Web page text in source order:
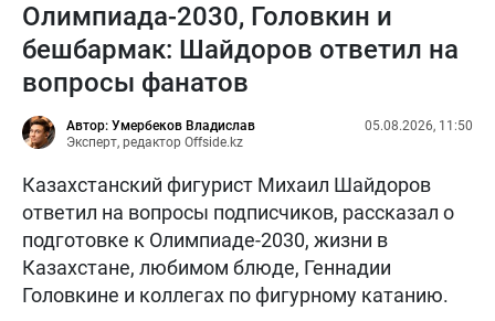
Олимпиада-2030, Головкин и
бешбармак: Шайдоров ответил на
вопросы фанатов
Автор: Умербеков Владислав
Эксперт, редактор Offside.kz
05.08.2026, 11:50
Казахстанский фигурист Михаил Шайдоров
ответил на вопросы подписчиков, рассказал о
подготовке к Олимпиаде-2030, жизни в
Казахстане, любимом блюде, Геннадии
Головкине и коллегах по фигурному катанию.